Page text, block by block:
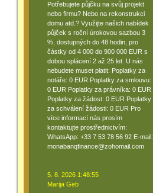
Potřebujete půjčku na svůj projekt
nebo firmu? Nebo na rekonstrukci
domu atd.? Využijte našich nabídek
půjček s roční úrokovou sazbou 3
%, dostupných do 48 hodin, pro
částky od 4 000 do 900 000 EUR s
dobou splácení 2 až 25 let. U nás
nebudete muset platit: Poplatky za
notáře: 0 EUR Poplatky za smlouvu:
0 EUR Poplatky za právníka: 0 EUR
Poplatky za žádost: 0 EUR Poplatky
za schválení žádosti: 0 EUR Pro
více informací nás prosím
kontaktujte prostřednictvím:
WhatsApp: +33 7 53 78 56 92 E-mail:
monabanqfinance@zohomail.com
5. 8. 2026 1:48:55
Marija Geb